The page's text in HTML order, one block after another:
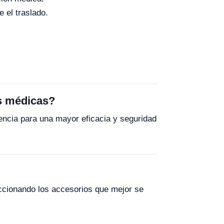
el traslado.
médicas?
para una mayor eficacia y seguridad
los accesorios que mejor se